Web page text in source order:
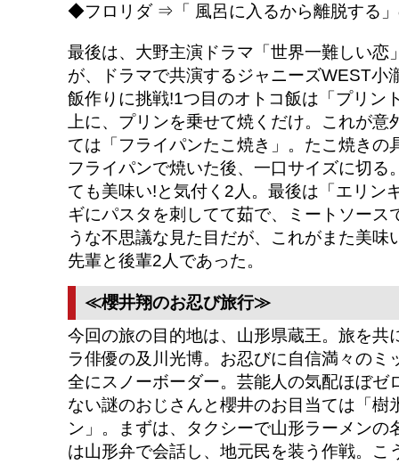
◆フロリダ ⇒「 風呂に入るから離脱する
最後は、大野主演ドラマ「世界一難しい恋
が、ドラマで共演するジャニーズWEST小
飯作りに挑戦!1つ目のオトコ飯は「プリン
上に、プリンを乗せて焼くだけ。これが意
ては「フライパンたこ焼き」。たこ焼きの
フライパンで焼いた後、一口サイズに切る
ても美味い!と気付く2人。最後は「エリン
ギにパスタを刺してて茹で、ミートソース
うな不思議な見た目だが、これがまた美味
先輩と後輩2人であった。
≪櫻井翔のお忍び旅行≫
今回の旅の目的地は、山形県蔵王。旅を共
ラ俳優の及川光博。お忍びに自信満々のミ
全にスノーボーダー。芸能人の気配ほぼゼ
ない謎のおじさんと櫻井のお目当ては「樹
ン」。まずは、タクシーで山形ラーメンの
は山形弁で会話し、地元民を装う作戦。こ